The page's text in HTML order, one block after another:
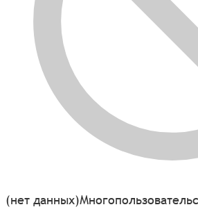
(нет данных)